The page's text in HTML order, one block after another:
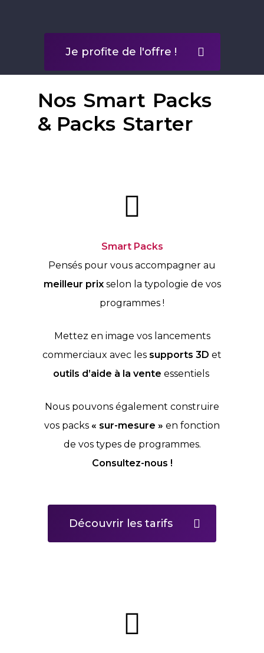
Je profite de l'offre !
Nos Smart Packs
& Packs Starter
Smart Packs
Pensés pour vous accompagner au
meilleur prixselon la typologie de vos
programmes !
Mettez en image vos lancements
commerciaux avec les supports 3D et
outils d’aide à la vente essentiels
Nous pouvons également construire
vos packs « sur-mesure » en fonction
de vos types de programmes.
Consultez-nous !
Découvrir les tarifs